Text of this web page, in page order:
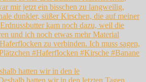
hatten wir in den le